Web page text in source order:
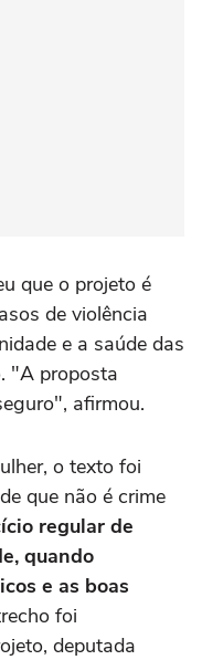
que o projeto é
de violência
e a saúde das
"A proposta
afirmou.
o texto foi
que não é crime
regular de
quando
e as boas
foi
deputada